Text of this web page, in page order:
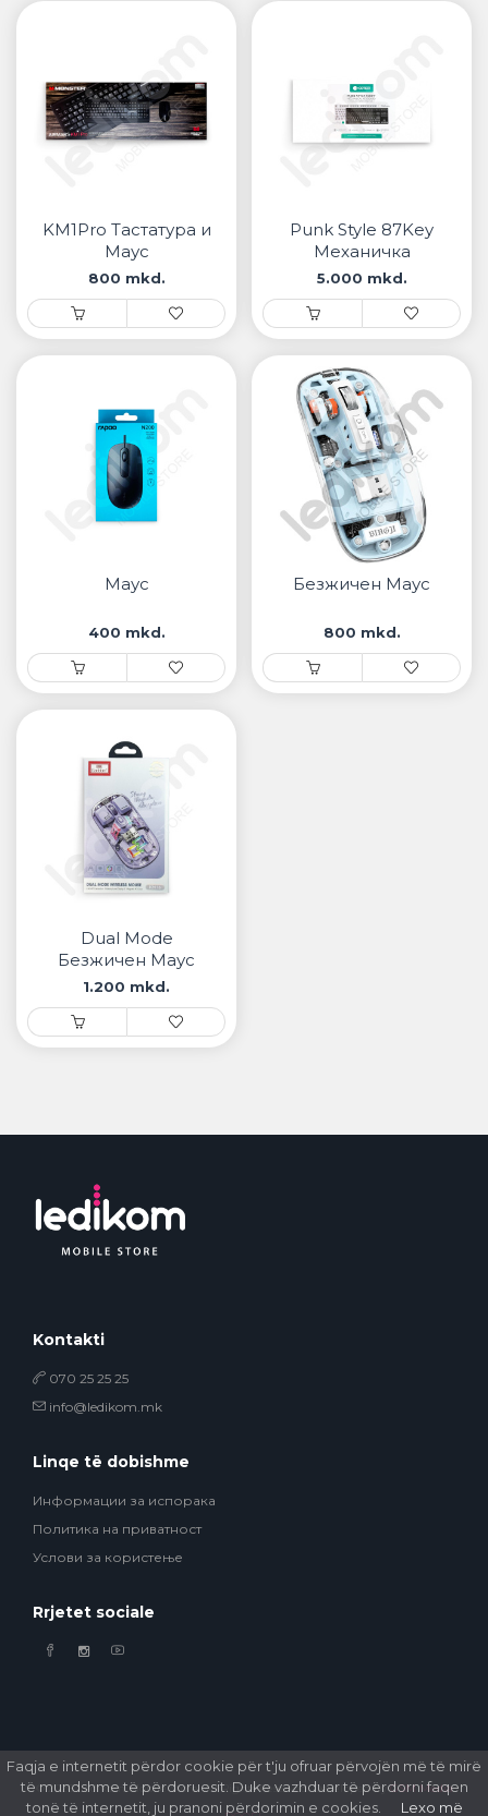
KM1Pro Тастатура и
Маус
800 mkd.
Punk Style 87Key
Механичка
Тастатура
5.000 mkd.
Маус
400 mkd.
Безжичен Маус
800 mkd.
Dual Mode
Безжичен Маус
1.200 mkd.
Faqja e internetit përdor cookie për t'ju ofruar përvojën më të mirë
të mundshme të përdoruesit. Duke vazhduar të përdorni faqen
tonë të internetit, ju pranoni përdorimin e cookies.
Lexo më
Kontakti
070 25 25 25
info@ledikom.mk
Linqe të dobishme
Информации за испорака
Политика на приватност
Услови за користење
Rrjetet sociale
© 2026 Ledikom Mobile Store. All Rights Reserved. Developed byGSM Media